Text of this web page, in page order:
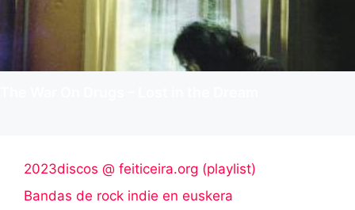
2023discos @ feiticeira.org (playlist)
Bandas de rock indie en euskera